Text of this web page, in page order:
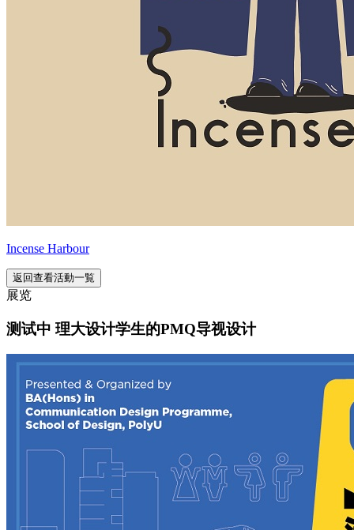
Incense Harbour
返回查看活動一覧
展览
测试中 理大设计学生的PMQ导视设计